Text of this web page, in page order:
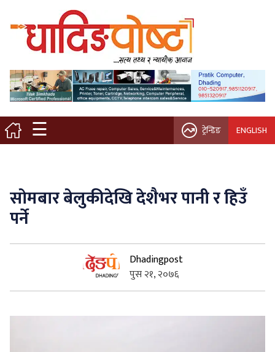
☰
मुख्य पृष्ठ
स्थानीय समाचार
विचार / ब्लग
नगर/गाउँ पालिका
कृषि/सहकारी
साहित्य / संस्कृति
सुचनाहरु
ट्रेन्डिङ ENGLISH
साेमबार बेलुकीदेखि देशैभर पानी र हिउँ
पर्ने
Dhadingpost
पुस २१, २०७६